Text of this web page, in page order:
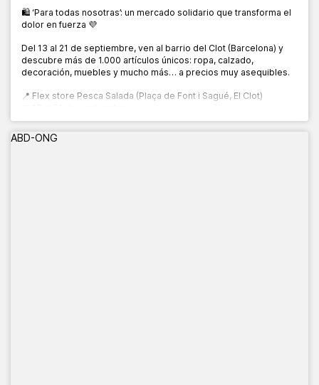
🛍️ ‘Para todas nosotras’: un mercado solidario que transforma el
dolor en fuerza 💜
Del 13 al 21 de septiembre, ven al barrio del Clot (Barcelona) y
descubre más de 1.000 artículos únicos: ropa, calzado,
decoración, muebles y mucho más… a precios muy asequibles.
📍 Flex store Pesca Salada (Plaça de Font i Sagué, El Clot)
🕙 10:00 a 20:00 h
ABD-ONG